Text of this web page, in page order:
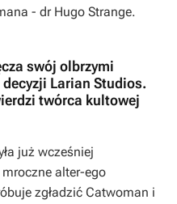
- dr Hugo Strange.
swój olbrzymi
Larian Studios.
twórca kultowej
już wcześniej
alter-ego
zgładzić Catwoman i